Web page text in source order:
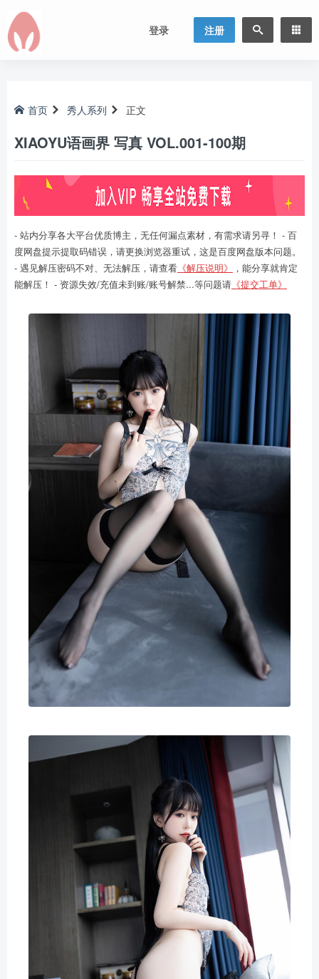
登录 注册
首页 秀人系列 正文
XIAOYU语画界 写真 VOL.001-100期
- 站内分享各大平台优质博主，无任何漏点素材，有需求请另寻！ - 百
度网盘提示提取码错误，请更换浏览器重试，这是百度网盘版本问题。
- 遇见解压密码不对、无法解压，请查看 《解压说明》
，能分享就肯定
能解压！ - 资源失效/充值未到账/账号解禁...等问题请 《提交工单》